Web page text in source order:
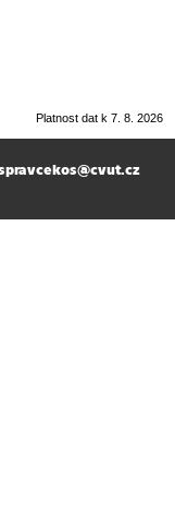
Platnost dat k 7. 8. 2026